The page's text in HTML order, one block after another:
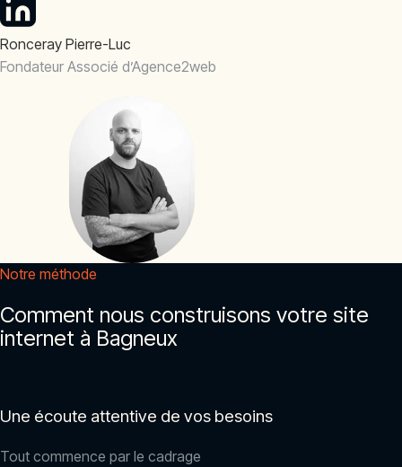
Ronceray Pierre-Luc
Fondateur Associé d’Agence2web
Notre méthode
Comment nous construisons votre site
internet à Bagneux
Une écoute attentive de vos besoins
Tout commence par le cadrage